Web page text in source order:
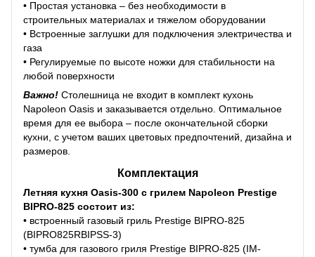
• Простая установка – без необходимости в
строительных материалах и тяжелом оборудовании
• Встроенные заглушки для подключения электричества и
газа
• Регулируемые по высоте ножки для стабильности на
любой поверхности
Важно! Столешница не входит в комплект кухонь
Napoleon Oasis и заказывается отдельно. Оптимальное
время для ее выбора – после окончательной сборки
кухни, с учетом ваших цветовых предпочтений, дизайна и
размеров.
Комплектация
Летняя кухня Oasis-300 с грилем Napoleon Prestige
BIPRO-825 состоит из:
• встроенный газовый гриль Prestige BIPRO-825
(BIPRO825RBIPSS-3)
• тумба для газового гриля Prestige BIPRO-825 (IM-